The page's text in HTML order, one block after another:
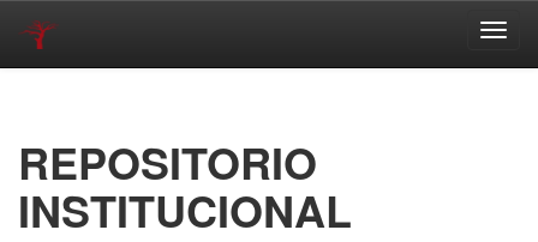
REPOSITORIO
INSTITUCIONAL